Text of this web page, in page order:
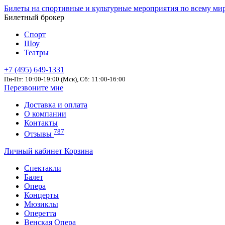
Билеты на спортивные и культурные мероприятия по всему
Билетный брокер
Спорт
Шоу
Театры
+7 (495) 649-1331
Пн-Пт: 10:00-19:00 (Мск), Сб: 11:00-16:00
Перезвоните мне
Доставка и оплата
О компании
Контакты
Отзывы 787
Личный кабинет Корзина
Спектакли
Балет
Опера
Концерты
Мюзиклы
Оперетта
Венская Опера